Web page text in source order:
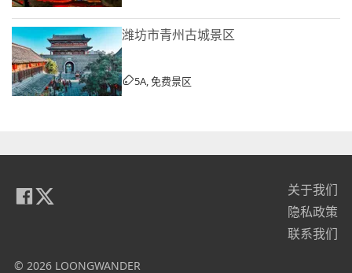
潍坊市青州古城景区
5A, 免费景区
关于我们
隐私政策
联系我们
© 2026 LOONGWANDER